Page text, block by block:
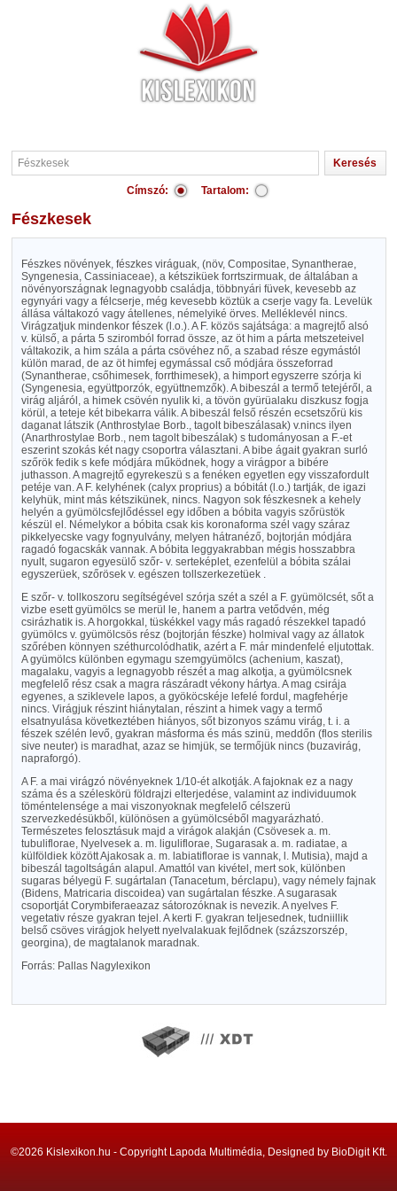
Címszó: Tartalom:
Fészkesek
Fészkes növények, fészkes viráguak, (növ, Compositae, Synantherae,
Syngenesia, Cassiniaceae), a kétsziküek forrtszirmuak, de általában a
növényországnak legnagyobb családja, többnyári füvek, kevesebb az
egynyári vagy a félcserje, még kevesebb köztük a cserje vagy fa. Levelük
állása váltakozó vagy átellenes, némelyiké örves. Melléklevél nincs.
Virágzatjuk mindenkor fészek (l.o.). A F. közös sajátsága: a magrejtő alsó
v. külső, a párta 5 sziromból forrad össze, az öt him a párta metszeteivel
váltakozik, a him szála a párta csövéhez nő, a szabad része egymástól
külön marad, de az öt himfej egymással cső módjára összeforrad
(Synantherae, csőhimesek, forrthimesek), a himport egyszerre szórja ki
(Syngenesia, együttporzók, együttnemzők). A bibeszál a termő tetejéről, a
virág aljáról, a himek csövén nyulik ki, a tövön gyürüalaku diszkusz fogja
körül, a teteje két bibekarra válik. A bibeszál felső részén ecsetszőrü kis
daganat látszik (Anthrostylae Borb., tagolt bibeszálasak) v.nincs ilyen
(Anarthrostylae Borb., nem tagolt bibeszálak) s tudományosan a F.-et
eszerint szokás két nagy csoportra választani. A bibe ágait gyakran surló
szőrök fedik s kefe módjára működnek, hogy a virágpor a bibére
juthasson. A magrejtő egyrekeszü s a fenéken egyetlen egy visszafordult
petéje van. A F. kelyhének (calyx proprius) a bóbitát (l.o.) tartják, de igazi
kelyhük, mint más kétszikünek, nincs. Nagyon sok fészkesnek a kehely
helyén a gyümölcsfejlődéssel egy időben a bóbita vagyis szőrüstök
készül el. Némelykor a bóbita csak kis koronaforma szél vagy száraz
pikkelyecske vagy fognyulvány, melyen hátranéző, bojtorján módjára
ragadó fogacskák vannak. A bóbita leggyakrabban mégis hosszabbra
nyult, sugaron egyesülő szőr- v. serteképlet, ezenfelül a bóbita szálai
egyszerüek, szőrösek v. egészen tollszerkezetüek .
E szőr- v. tollkoszoru segítségével szórja szét a szél a F. gyümölcsét, sőt a
vizbe esett gyümölcs se merül le, hanem a partra vetődvén, még
csirázhatik is. A horgokkal, tüskékkel vagy más ragadó részekkel tapadó
gyümölcs v. gyümölcsös rész (bojtorján fészke) holmival vagy az állatok
szőrében könnyen széthurcolódhatik, azért a F. már mindenfelé eljutottak.
A gyümölcs különben egymagu szemgyümölcs (achenium, kaszat),
magalaku, vagyis a legnagyobb részét a mag alkotja, a gyümölcsnek
megfelelő rész csak a magra rászáradt vékony hártya. A mag csirája
egyenes, a sziklevele lapos, a gyököcskéje lefelé fordul, magfehérje
nincs. Virágjuk részint hiánytalan, részint a himek vagy a termő
elsatnyulása következtében hiányos, sőt bizonyos számu virág, t. i. a
fészek szélén levő, gyakran másforma és más szinü, meddőn (flos sterilis
sive neuter) is maradhat, azaz se himjük, se termőjük nincs (buzavirág,
napraforgó).
A F. a mai virágzó növényeknek 1/10-ét alkotják. A fajoknak ez a nagy
száma és a széleskörü földrajzi elterjedése, valamint az individuumok
töméntelensége a mai viszonyoknak megfelelő célszerü
szervezkedésükből, különösen a gyümölcséből magyarázható.
Természetes felosztásuk majd a virágok alakján (Csövesek a. m.
tubuliflorae, Nyelvesek a. m. liguliflorae, Sugarasak a. m. radiatae, a
külföldiek között Ajakosak a. m. labiatiflorae is vannak, l. Mutisia), majd a
bibeszál tagoltságán alapul. Amattól van kivétel, mert sok, különben
sugaras bélyegü F. sugártalan (Tanacetum, bérclapu), vagy némely fajnak
(Bidens, Matricaria discoidea) van sugártalan fészke. A sugarasak
csoportját Corymbiferaeazaz sátorozóknak is nevezik. A nyelves F.
vegetativ része gyakran tejel. A kerti F. gyakran teljesednek, tudniillik
belső csöves virágjok helyett nyelvalakuak fejlődnek (százszorszép,
georgina), de magtalanok maradnak.
Forrás: Pallas Nagylexikon
©2026 Kislexikon.hu - Copyright Lapoda Multimédia, Designed by BioDigit Kft.